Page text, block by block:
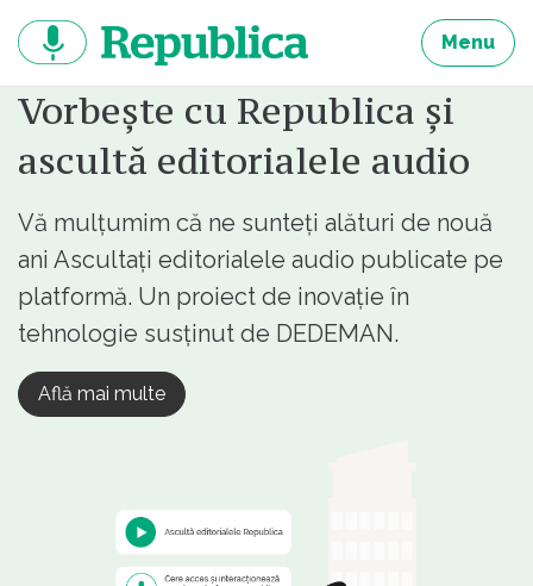
continut
Menu
Vorbește cu Republica și
ascultă editorialele audio
Vă mulțumim că ne sunteți alături de nouă
ani Ascultați editorialele audio publicate pe
platformă. Un proiect de inovație în
tehnologie susținut de DEDEMAN.
Află mai multe